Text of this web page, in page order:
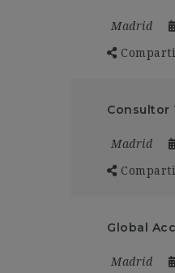
Madrid
Consultor
Madrid
Global
Madrid